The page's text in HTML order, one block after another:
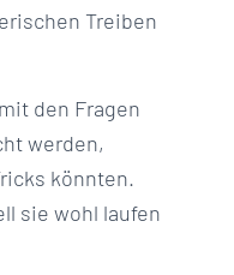
Treiben
den Fragen
werden,
könnten.
sie wohl laufen